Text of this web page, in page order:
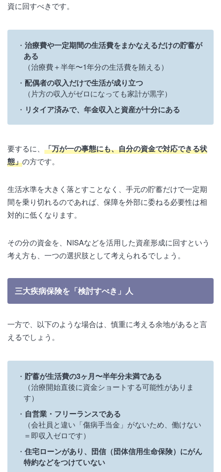
資に回すべきです。
治療費や一定期間の生活費をまかなえるだけの貯蓄が
ある
（治療費＋半年〜1年分の生活費を賄える）
配偶者の収入だけで生活が成り立つ
（片方の収入がゼロになっても家計が黒字）
リタイア済みで、年金収入と資産が十分にある
要するに、 「万が一の事態にも、自分の資金で対応できる状
態」の方です。
生活水準を大きく落とすことなく、手元の貯蓄だけで一定期
間を乗り切れるのであれば、保障を外部に委ねる必要性は相
対的に低くなります。
その分の資金を、NISAなどを活用した資産形成に回すという
考え方も、一つの選択肢として考えられるでしょう。
三大疾病保険を「検討すべき」人
一方で、以下のような場合は、慎重に考える余地があると言
えるでしょう。
貯蓄が生活費の3ヶ月〜半年分未満である
（治療開始直後に資金ショートする可能性がありま
す）
自営業・フリーランスである
（会社員と違い「傷病手当金」がないため、働けない
＝即収入ゼロです）
住宅ローンがあり、団信（団体信用生命保険）にがん
特約などをつけていない